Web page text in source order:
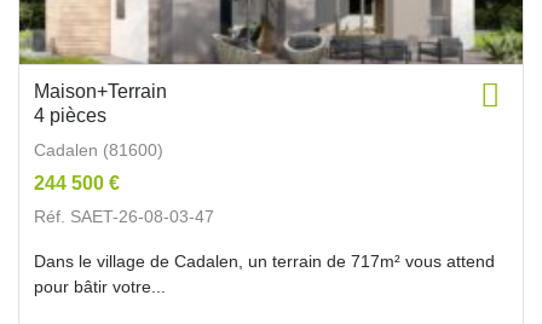
Maison+Terrain
4 pièces
Cadalen (81600)
244 500 €
Réf. SAET-26-08-03-47
Dans le village de Cadalen, un terrain de 717m² vous attend
pour bâtir votre...